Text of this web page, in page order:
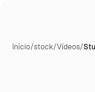
Início/stock/Vídeos/